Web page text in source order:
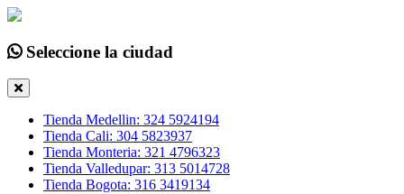
Seleccione la ciudad
Tienda Medellin: 324 5924194
Tienda Cali: 304 5823937
Tienda Monteria: 321 4796323
Tienda Valledupar: 313 5014728
Tienda Bogota: 316 3419134